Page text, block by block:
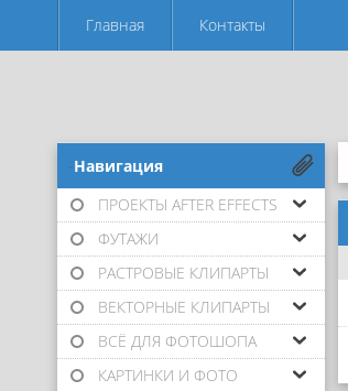
Главная Контакты
-Навигация
ПРОЕКТЫ AFTER EFFECTS
ФУТАЖИ
РАСТРОВЫЕ КЛИПАРТЫ
ВЕКТОРНЫЕ КЛИПАРТЫ
ВСЁ ДЛЯ ФОТОШОПА
КАРТИНКИ И ФОТО